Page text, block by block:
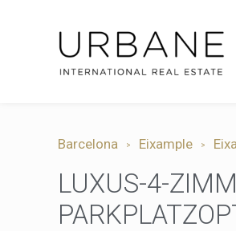
Barcelona Eixample
LUXUS-4-